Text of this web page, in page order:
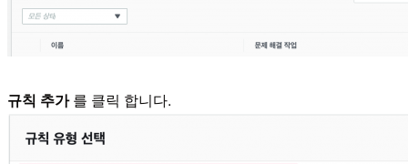
규칙 추가를 클릭 합니다.